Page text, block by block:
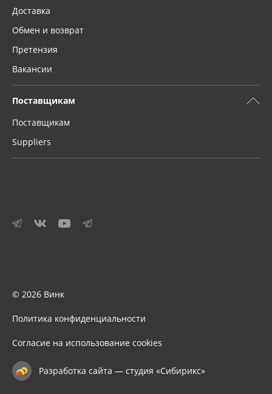
Доставка
Обмен и возврат
Претензия
Вакансии
Поставщикам
Поставщикам
Suppliers
© 2026 Винк
Политика конфиденциальности
Согласие на использование cookies
Разработка сайта — студия «Сибирикс»